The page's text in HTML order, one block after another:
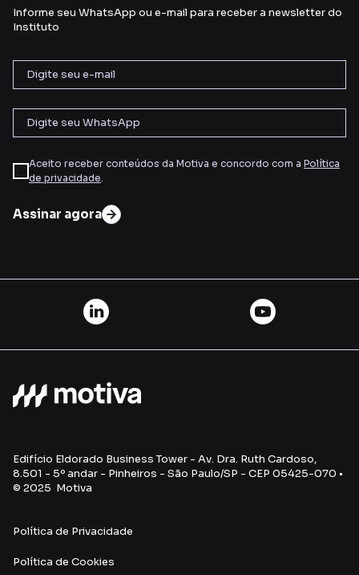
Informe seu WhatsApp ou e-mail para receber a newsletter do
Instituto
Aceito receber conteúdos da Motiva e concordo com a Política
de privacidade.
Assinar agora
Edifício Eldorado Business Tower - Av. Dra. Ruth Cardoso,
8.501 - 5º andar - Pinheiros - São Paulo/SP - CEP 05425-070 •
© 2025 Motiva
Política de Privacidade
Política de Cookies